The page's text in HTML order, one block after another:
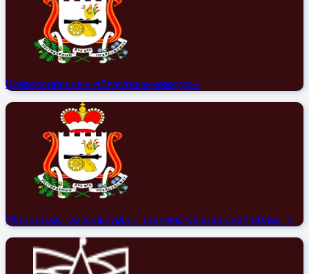
Всероссийские и областные конкурсы
Министерство культуры и туризма Смоленской области